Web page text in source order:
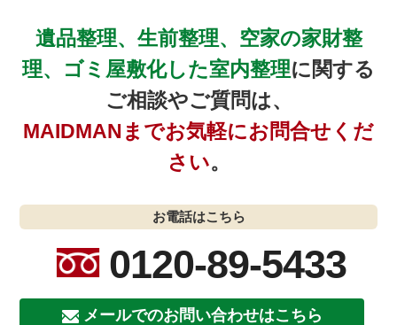
遺品整理、生前整理、空家の家財整
理、ゴミ屋敷化した室内整理に関する
ご相談やご質問は、
MAIDMANまでお気軽にお問合せくだ
さい。
お電話はこちら
0120-89-5433
メールでのお問い合わせはこちら